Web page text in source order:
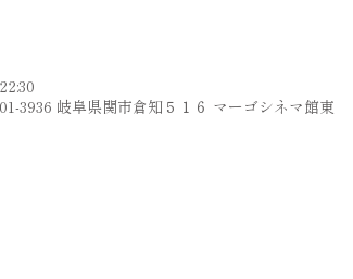
3936 岐阜県関市倉知５１６ マーゴシネマ館東